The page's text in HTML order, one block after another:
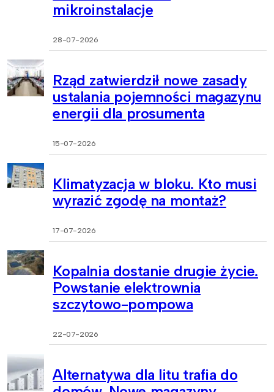
mikroinstalacje
28-07-2026
Rząd zatwierdził nowe zasady
ustalania pojemności magazynu
energii dla prosumenta
15-07-2026
Klimatyzacja w bloku. Kto musi
wyrazić zgodę na montaż?
17-07-2026
Kopalnia dostanie drugie życie.
Powstanie elektrownia
szczytowo-pompowa
22-07-2026
Alternatywa dla litu trafia do